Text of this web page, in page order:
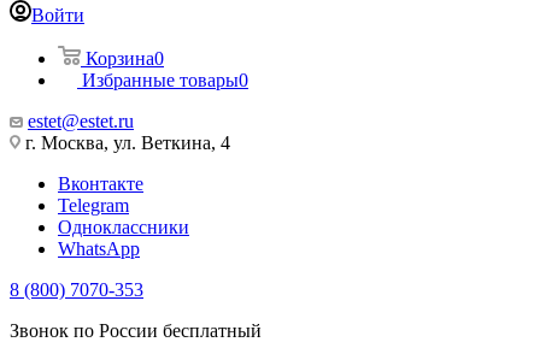
Войти
Корзина0
Избранные товары0
estet@estet.ru
г. Москва, ул. Веткина, 4
Вконтакте
Telegram
Одноклассники
WhatsApp
8 (800) 7070-353
Звонок по России бесплатный